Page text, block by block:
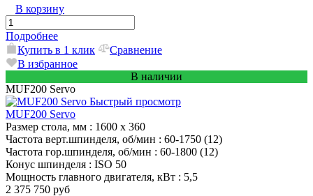
В корзину
Подробнее
Купить в 1 клик
Сравнение
В избранное
В наличии
MUF200 Servo
Быстрый просмотр
MUF200 Servo
Размер стола, мм : 1600 x 360
Частота верт.шпинделя, об/мин : 60-1750 (12)
Частота гор.шпинделя, об/мин : 60-1800 (12)
Конус шпинделя : ISO 50
Мощность главного двигателя, кВт : 5,5
2 375 750 руб